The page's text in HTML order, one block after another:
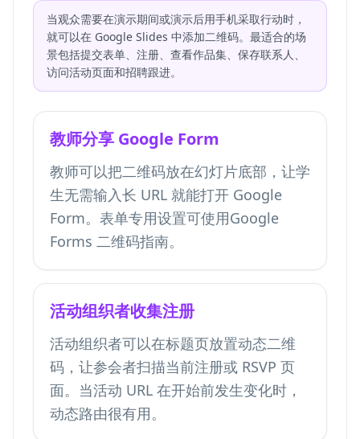
当观众需要在演示期间或演示后用手机采取行动时，
就可以在 Google Slides 中添加二维码。最适合的场
景包括提交表单、注册、查看作品集、保存联系人、
访问活动页面和招聘跟进。
教师分享 Google Form
教师可以把二维码放在幻灯片底部，让学
生无需输入长 URL 就能打开 Google
Form。表单专用设置可使用Google
Forms 二维码指南。
活动组织者收集注册
活动组织者可以在标题页放置动态二维
码，让参会者扫描当前注册或 RSVP 页
面。当活动 URL 在开始前发生变化时，
动态路由很有用。